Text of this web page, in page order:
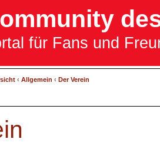
für Fans und
‹ Allgemein ‹ Der Verein